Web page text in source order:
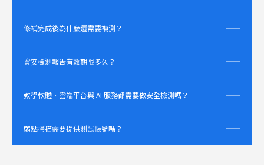
修補完成後為什麼還需要複測？
資安檢測報告有效期限多久？
教學軟體、雲端平台與 AI 服務都需要做安全檢測嗎？
弱點掃描需要提供測試帳號嗎？